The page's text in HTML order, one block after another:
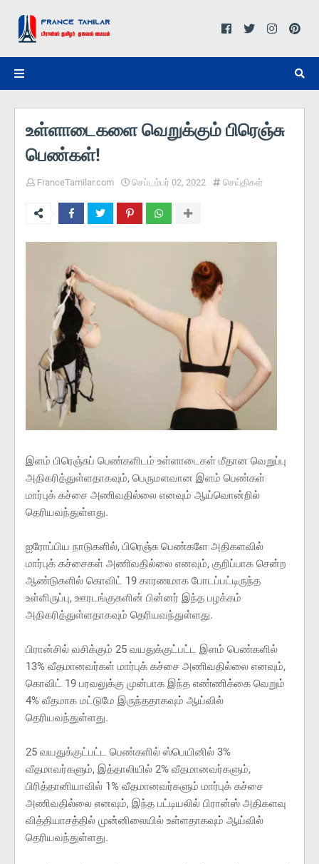
உள்ளாடைகளை வெறுக்கும் பிரெஞ்சு
பெண்கள்!
FranceTamilar.com செப்டம்பர் 02, 2022 செய்திகள்
இளம் பிரெஞ்சுப் பெண்களிடம் உள்ளாடைகள் மீதான வெறுப்பு
அதிகரித்துள்ளதாகவும், பெருமளவான இளம் பெண்கள்
மார்புக் கச்சை அணிவதில்லை எனவும் ஆய்வொன்றில்
தெரியவந்துள்ளது.
ஐரோப்பிய நாடுகளில், பிரெஞ்சு பெண்களே அதிகளவில்
மார்புக் கச்சைகள் அணிவதில்லை எனவும், குறிப்பாக சென்ற
ஆண்டுகளில் கொவிட் 19 காரணமாக போடப்பட்டிருந்த
உள்ளிருப்பு, ஊரடங்குகளின் பின்னர் இந்த பழக்கம்
அதிகரித்துள்ளதாகவும் தெரியவந்துள்ளது.
பிரான்சில் வசிக்கும் 25 வயதுக்குட்பட்ட இளம் பெண்களில்
13% வீதமானவர்கள் மார்புக் கச்சை அணிவதில்லை எனவும்,
கொவிட் 19 பரவலுக்கு முன்பாக இந்த எண்ணிக்கை வெறும்
4% வீதமாக மட்டுமே இருந்ததாகவும் ஆய்வில்
தெரியவந்துள்ளது.
25 வயதுக்குட்பட்ட பெண்களில் ஸ்பெயினில் 3%
வீதமாவர்களும், இத்தாலியில் 2% வீதமானவர்களும்,
பிரித்தானியாவில் 1% வீதமானவர்களும் மார்புக் கச்சை
அணிவதில்லை எனவும், இந்த பட்டியலில் பிரான்ஸ் அதிகளவு
வித்தியாசத்தில் முன்னிலையில் உள்ளதாகவும் ஆய்வில்
தெரியவந்துள்ளது.